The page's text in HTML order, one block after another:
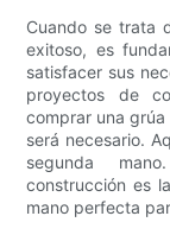
Cuando se trata
exitoso, es
satisfacer sus
proyectos de
comprar una
será necesario.
segunda
construcción es
mano perfecta